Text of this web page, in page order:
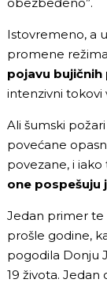
Istovremeno, a
promene
pojavu bujičnih
intenzivni tokovi
Ali šumski
povećane
povezane, i
one pospešuju
Jedan primer te
prošle godine,
pogodila Donju
19 života. Jedan